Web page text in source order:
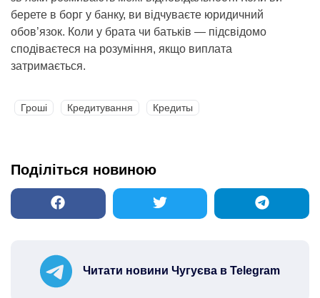
берете в борг у банку, ви відчуваєте юридичний
обов’язок. Коли у брата чи батьків — підсвідомо
сподіваєтеся на розуміння, якщо виплата
затримається.
Гроші Кредитування Кредиты
Поділіться новиною
Читати новини Чугуєва в Telegram